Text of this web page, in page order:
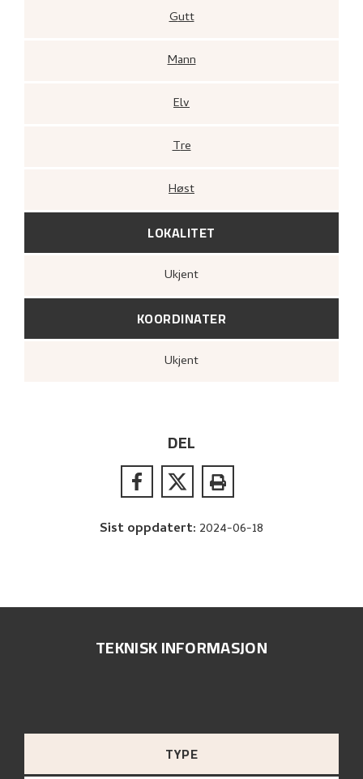
Gutt
Mann
Elv
Tre
Høst
LOKALITET
Ukjent
KOORDINATER
Ukjent
DEL
Sist oppdatert: 2024-06-18
TEKNISK INFORMASJON
TYPE